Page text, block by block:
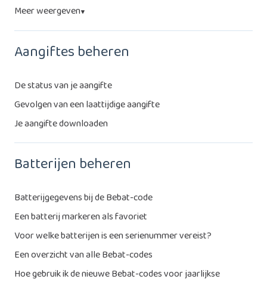
Meer weergeven▼
Aangiftes beheren
De status van je aangifte
Gevolgen van een laattijdige aangifte
Je aangifte downloaden
Batterijen beheren
Batterijgegevens bij de Bebat-code
Een batterij markeren als favoriet
Voor welke batterijen is een serienummer vereist?
Een overzicht van alle Bebat-codes
Hoe gebruik ik de nieuwe Bebat-codes voor jaarlijkse